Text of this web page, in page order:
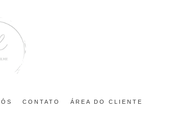
CONTATO ÁREA DO CLIENTE